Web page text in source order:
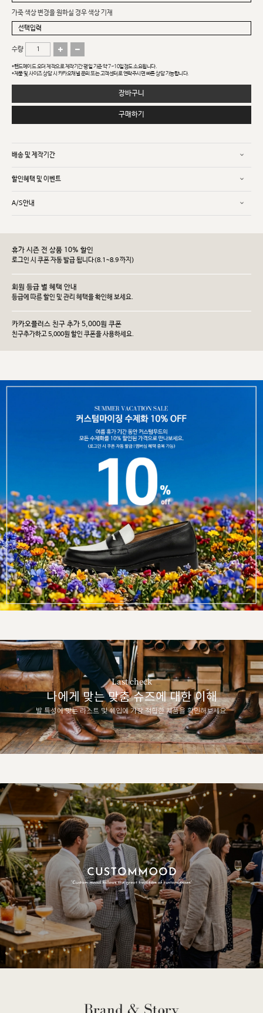
가죽 색상 변경을 원하실 경우 색상 기재
수량
*핸드메이드 오더 제작으로 제작기간 평일 기준 약 7~10일정도 소요됩니다.
*제품 및 사이즈 상담 시 카카오채널 문의 또는 고객센터로 연락주시면 빠른 상담 가능합니다.
장바구니
구매하기
배송 및 제작기간
할인혜택 및 이벤트
A/S안내
휴가 시즌 전 상품 10% 할인
로그인 시 쿠폰 자동 발급 됩니다(8.1~8.9 까지)
회원 등급 별 혜택 안내
등급에 따른 할인 및 관리 헤택을 확인해 보세요.
카카오플러스 친구 추가 5,000원 쿠폰
친구추가하고 5,000원 할인 쿠폰을 사용하세요.
Last check
나에게 맞는 맞춤 슈즈에 대한 이해
발 특성에 맞는 라스트 및 쉐입에 가장 적합한 제품을 확인해보세요.